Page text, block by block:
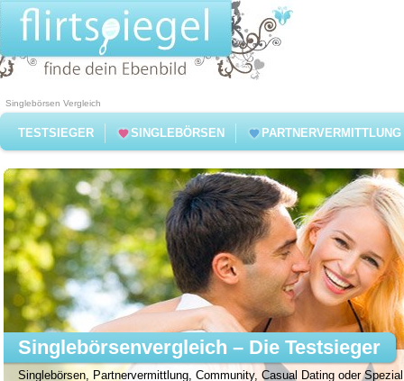
Singlebörsen Vergleich
TESTSIEGER SINGLEBÖRSEN PARTNERVERMITTLUNG
Singlebörsen, Partnervermittlung, Community, Casual Dating oder
Singlebörsenvergleich – Die Testsieger